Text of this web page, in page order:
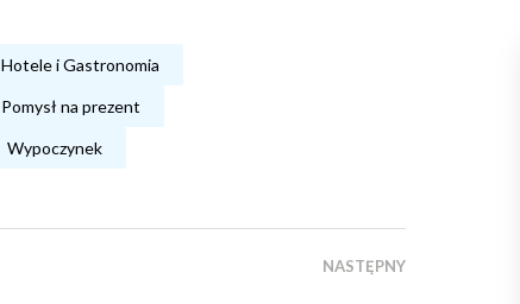
Hotele i Gastronomia
Pomysł na prezent
Wypoczynek
NASTĘPNY